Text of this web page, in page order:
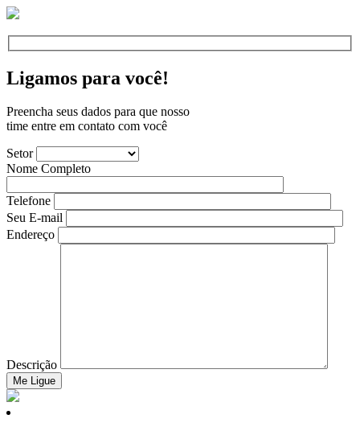
Ligamos para você!
Preencha seus dados para que nosso
time entre em contato com você
Setor
Nome Completo
Telefone
Seu E-mail
Endereço
Descrição